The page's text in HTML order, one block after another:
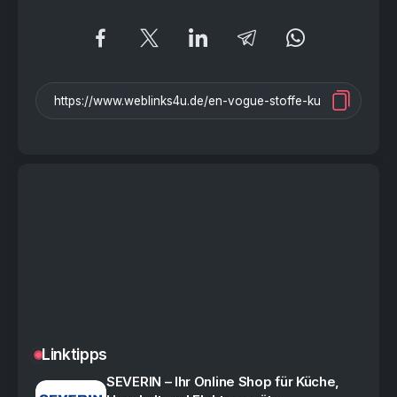
Linktipps
SEVERIN – Ihr Online Shop für Küche,